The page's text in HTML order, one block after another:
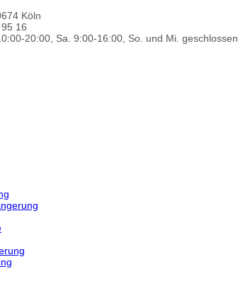
Köln
16
20:00, Sa. 9:00-16:00, So. und Mi. geschlossen